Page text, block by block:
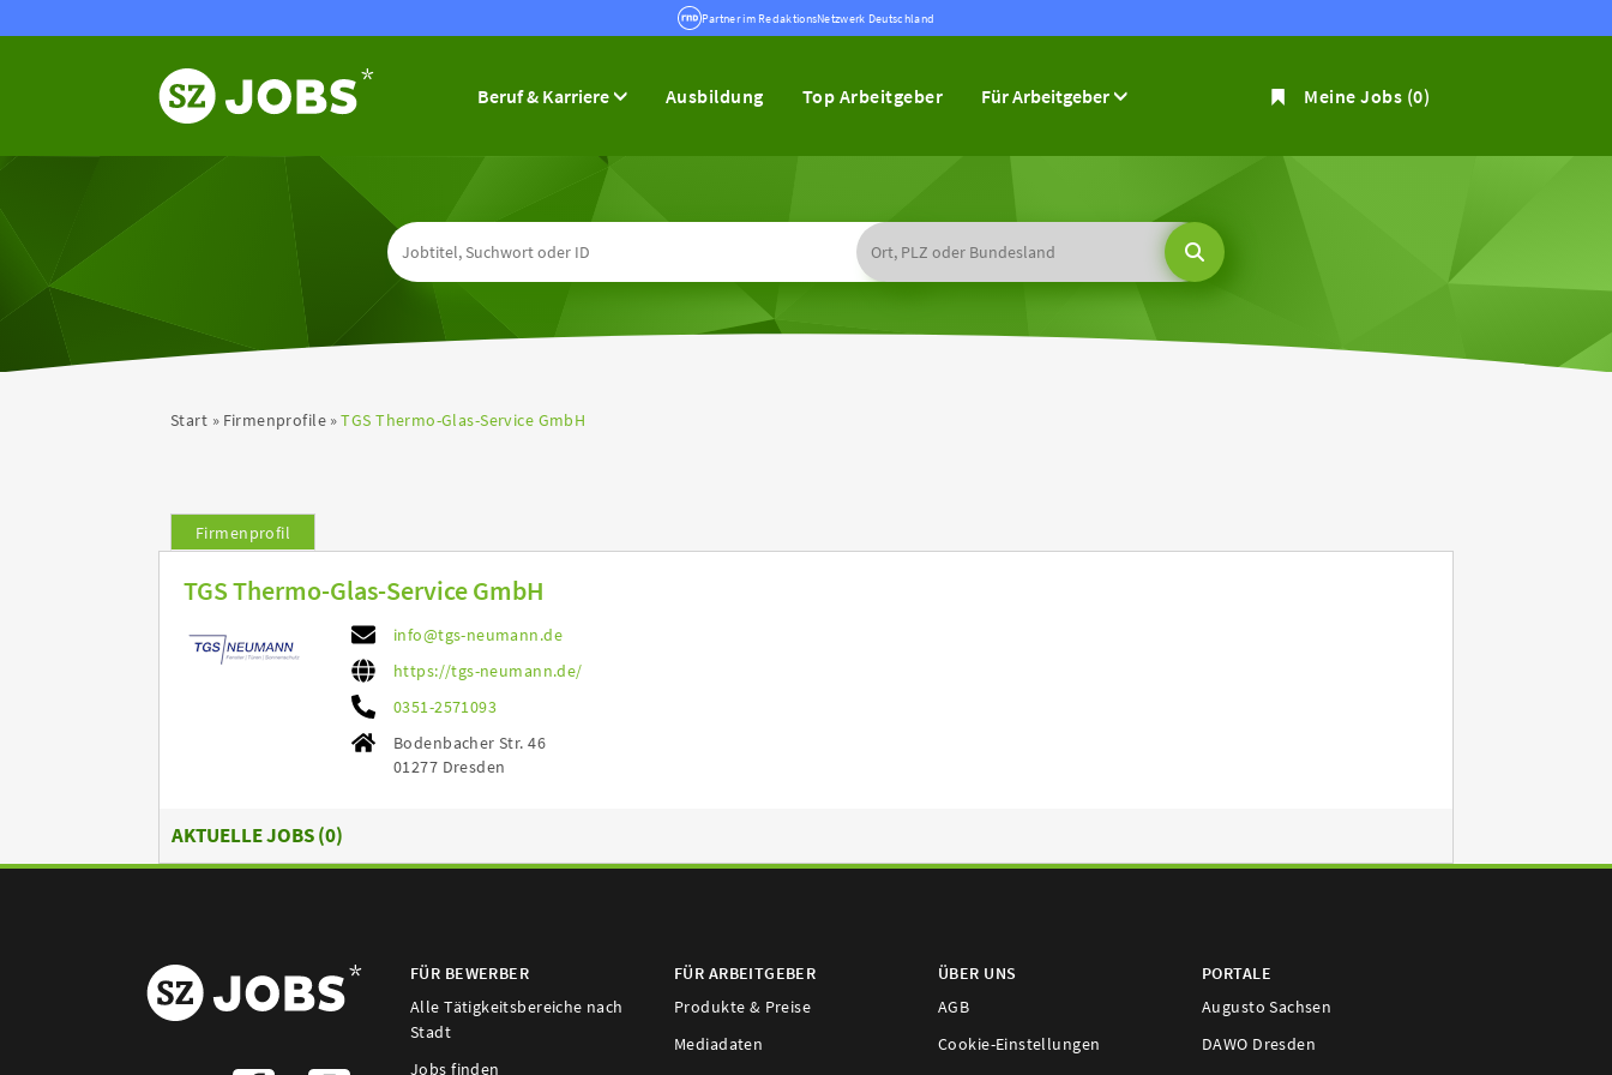
Partner im RedaktionsNetzwerk Deutschland
Beruf & Karriere Ausbildung Top Arbeitgeber Für Arbeitgeber Meine Jobs (0)
Start Firmenprofile TGS Thermo-Glas-Service GmbH
Firmenprofil
TGS Thermo-Glas-Service GmbH
info@tgs-neumann.de
https://tgs-neumann.de/
0351-2571093
Bodenbacher Str. 46
01277 Dresden
AKTUELLE JOBS (0)
FÜR BEWERBER
Alle Tätigkeitsbereiche nach
Stadt
Jobs finden
FÜR ARBEITGEBER
Produkte & Preise
Mediadaten
ÜBER UNS
AGB
Cookie-Einstellungen
PORTALE
Augusto Sachsen
DAWO Dresden